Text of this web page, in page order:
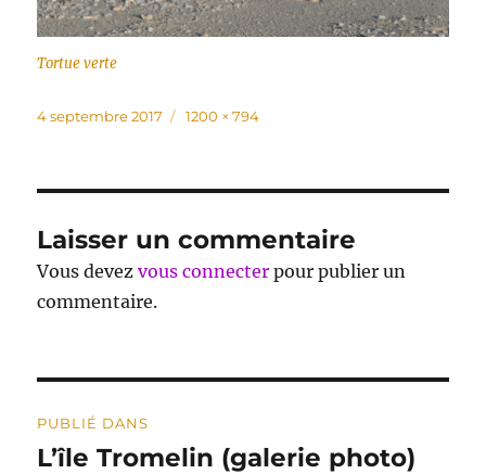
Tortue verte
Publié
4 septembre 2017
Taille
1200 × 794
Laisser un commentaire
Vous devezvous connecter pour publier un
commentaire.
de
PUBLIÉ DANS
L’île Tromelin (galerie photo)